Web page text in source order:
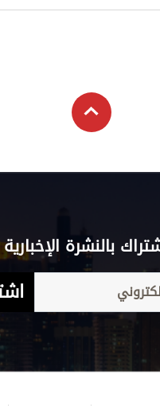
بالنشرة الإخبارية